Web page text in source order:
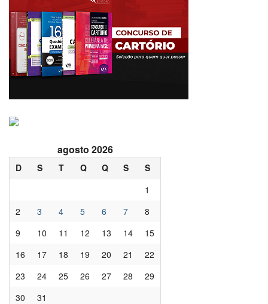
agosto 2026
D S T Q Q S
S
1
2
3 4 5 6 7
8
9
10 11 12 13 14
15
16
17 18 19 20 21
22
23
24 25 26 27 28
29
30
31